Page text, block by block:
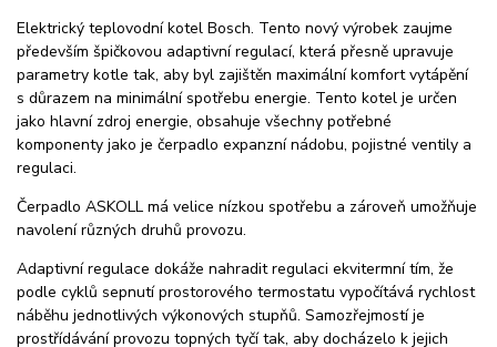
Elektrický teplovodní kotel Bosch. Tento nový výrobek zaujme
především špičkovou adaptivní regulací, která přesně upravuje
parametry kotle tak, aby byl zajištěn maximální komfort vytápění
s důrazem na minimální spotřebu energie. Tento kotel je určen
jako hlavní zdroj energie, obsahuje všechny potřebné
komponenty jako je čerpadlo expanzní nádobu, pojistné ventily a
regulaci.
Čerpadlo ASKOLL má velice nízkou spotřebu a zároveň umožňuje
navolení různých druhů provozu.
Adaptivní regulace dokáže nahradit regulaci ekvitermní tím, že
podle cyklů sepnutí prostorového termostatu vypočítává rychlost
náběhu jednotlivých výkonových stupňů. Samozřejmostí je
prostřídávání provozu topných tyčí tak, aby docházelo k jejich